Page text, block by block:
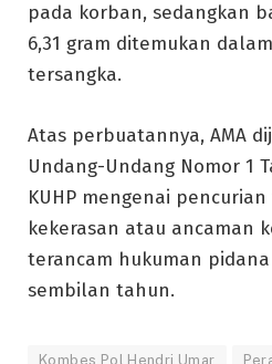
pada korban, sedangkan
6,31 gram ditemukan
tersangka.
Atas perbuatannya, AMA
Undang-Undang Nomor 1
KUHP mengenai
kekerasan atau ancaman
terancam hukuman
sembilan tahun.
Kombes Pol Hendri Umar